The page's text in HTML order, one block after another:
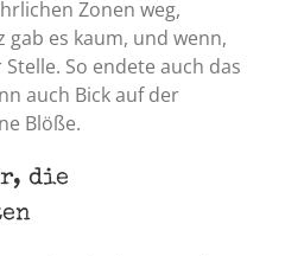
Zonen weg,
gab es kaum, und wenn,
So endete auch das
auch Bick auf der
Blöße.
die